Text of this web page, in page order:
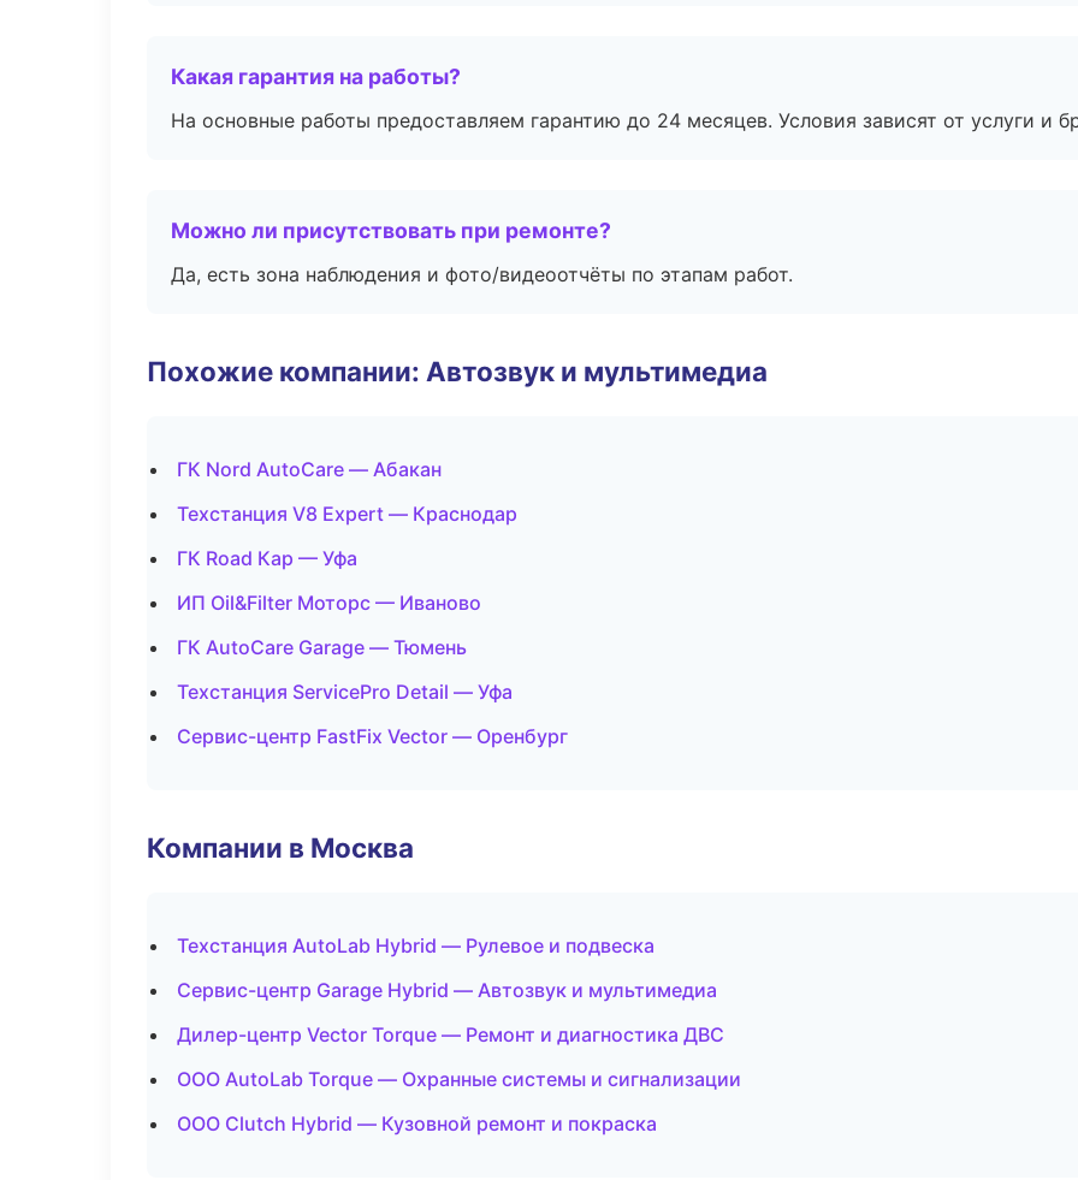
Какая гарантия на работы?
На основные работы предоставляем гарантию до 24 месяцев. Условия зависят от услуги и
Можно ли присутствовать при ремонте?
Да, есть зона наблюдения и фото/видеоотчёты по этапам работ.
Похожие компании: Автозвук и мультимедиа
ГК Nord AutoCare — Абакан
Техстанция V8 Expert — Краснодар
ГК Road Кар — Уфа
ИП Oil&Filter Моторс — Иваново
ГК AutoCare Garage — Тюмень
Техстанция ServicePro Detail — Уфа
Сервис-центр FastFix Vector — Оренбург
Компании в Москва
Техстанция AutoLab Hybrid — Рулевое и подвеска
Сервис-центр Garage Hybrid — Автозвук и мультимедиа
Дилер-центр Vector Torque — Ремонт и диагностика ДВС
ООО AutoLab Torque — Охранные системы и сигнализации
ООО Clutch Hybrid — Кузовной ремонт и покраска